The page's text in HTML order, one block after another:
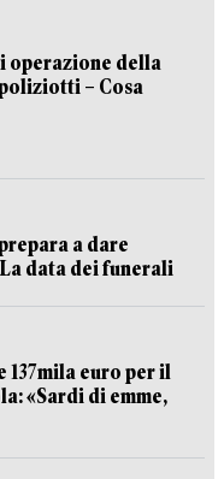
operazione della
– Cosa
a dare
data dei funerali
137mila euro per il
«Sardi di emme,